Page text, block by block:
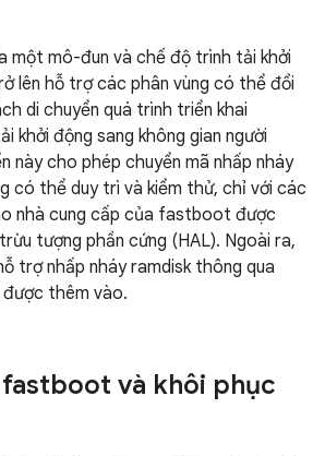
một mô-đun và chế độ trình tải khởi
lên hỗ trợ các phân vùng có thể đổi
di chuyển quá trình triển khai
động sang không gian người
này cho phép chuyển mã nhấp nháy
có thể duy trì và kiểm thử, chỉ với các
nhà cung cấp của fastboot được
tượng phần cứng (HAL). Ngoài ra,
trợ nhấp nháy ramdisk thông qua
thêm vào.
và khôi phục